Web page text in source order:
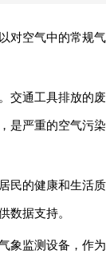
对空气中的常规
交通工具排放的
是严重的空气污
民的健康和生活
数据支持。
象监测设备，作